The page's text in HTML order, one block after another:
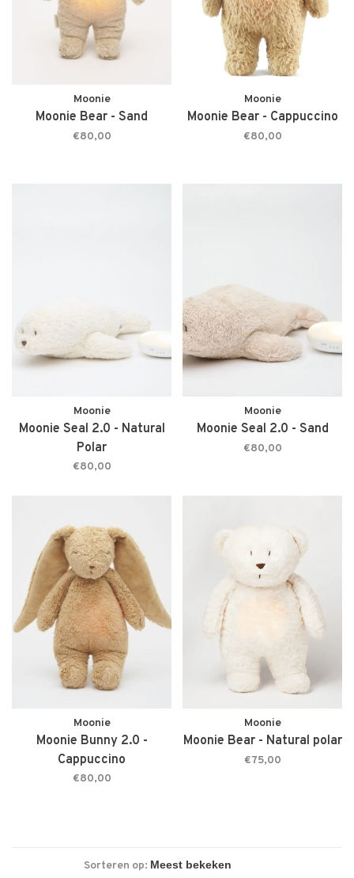
Moonie
Moonie Bear - Sand
€80,00
Moonie
Moonie Bear - Cappuccino
€80,00
Moonie
Moonie Seal 2.0 - Natural
Polar
€80,00
Moonie
Moonie Seal 2.0 - Sand
€80,00
Moonie
Moonie Bunny 2.0 -
Cappuccino
€80,00
Moonie
Moonie Bear - Natural polar
€75,00
Sorteren op: